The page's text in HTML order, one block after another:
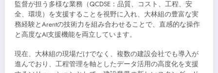
監督が担う多様な業務（QCDSE：品質、コスト、工程、安
全、環境）を支援することを視野に入れ、大林組の豊富な実
務経験とArentの技術力を組み合わせることで、直感的な操作
と高度なAI支援機能を両立しています。
現在、大林組の現場だけでなく、複数の建設会社でも導入が
進んでおり、工程管理を軸としたデータ活用の高度化を支援